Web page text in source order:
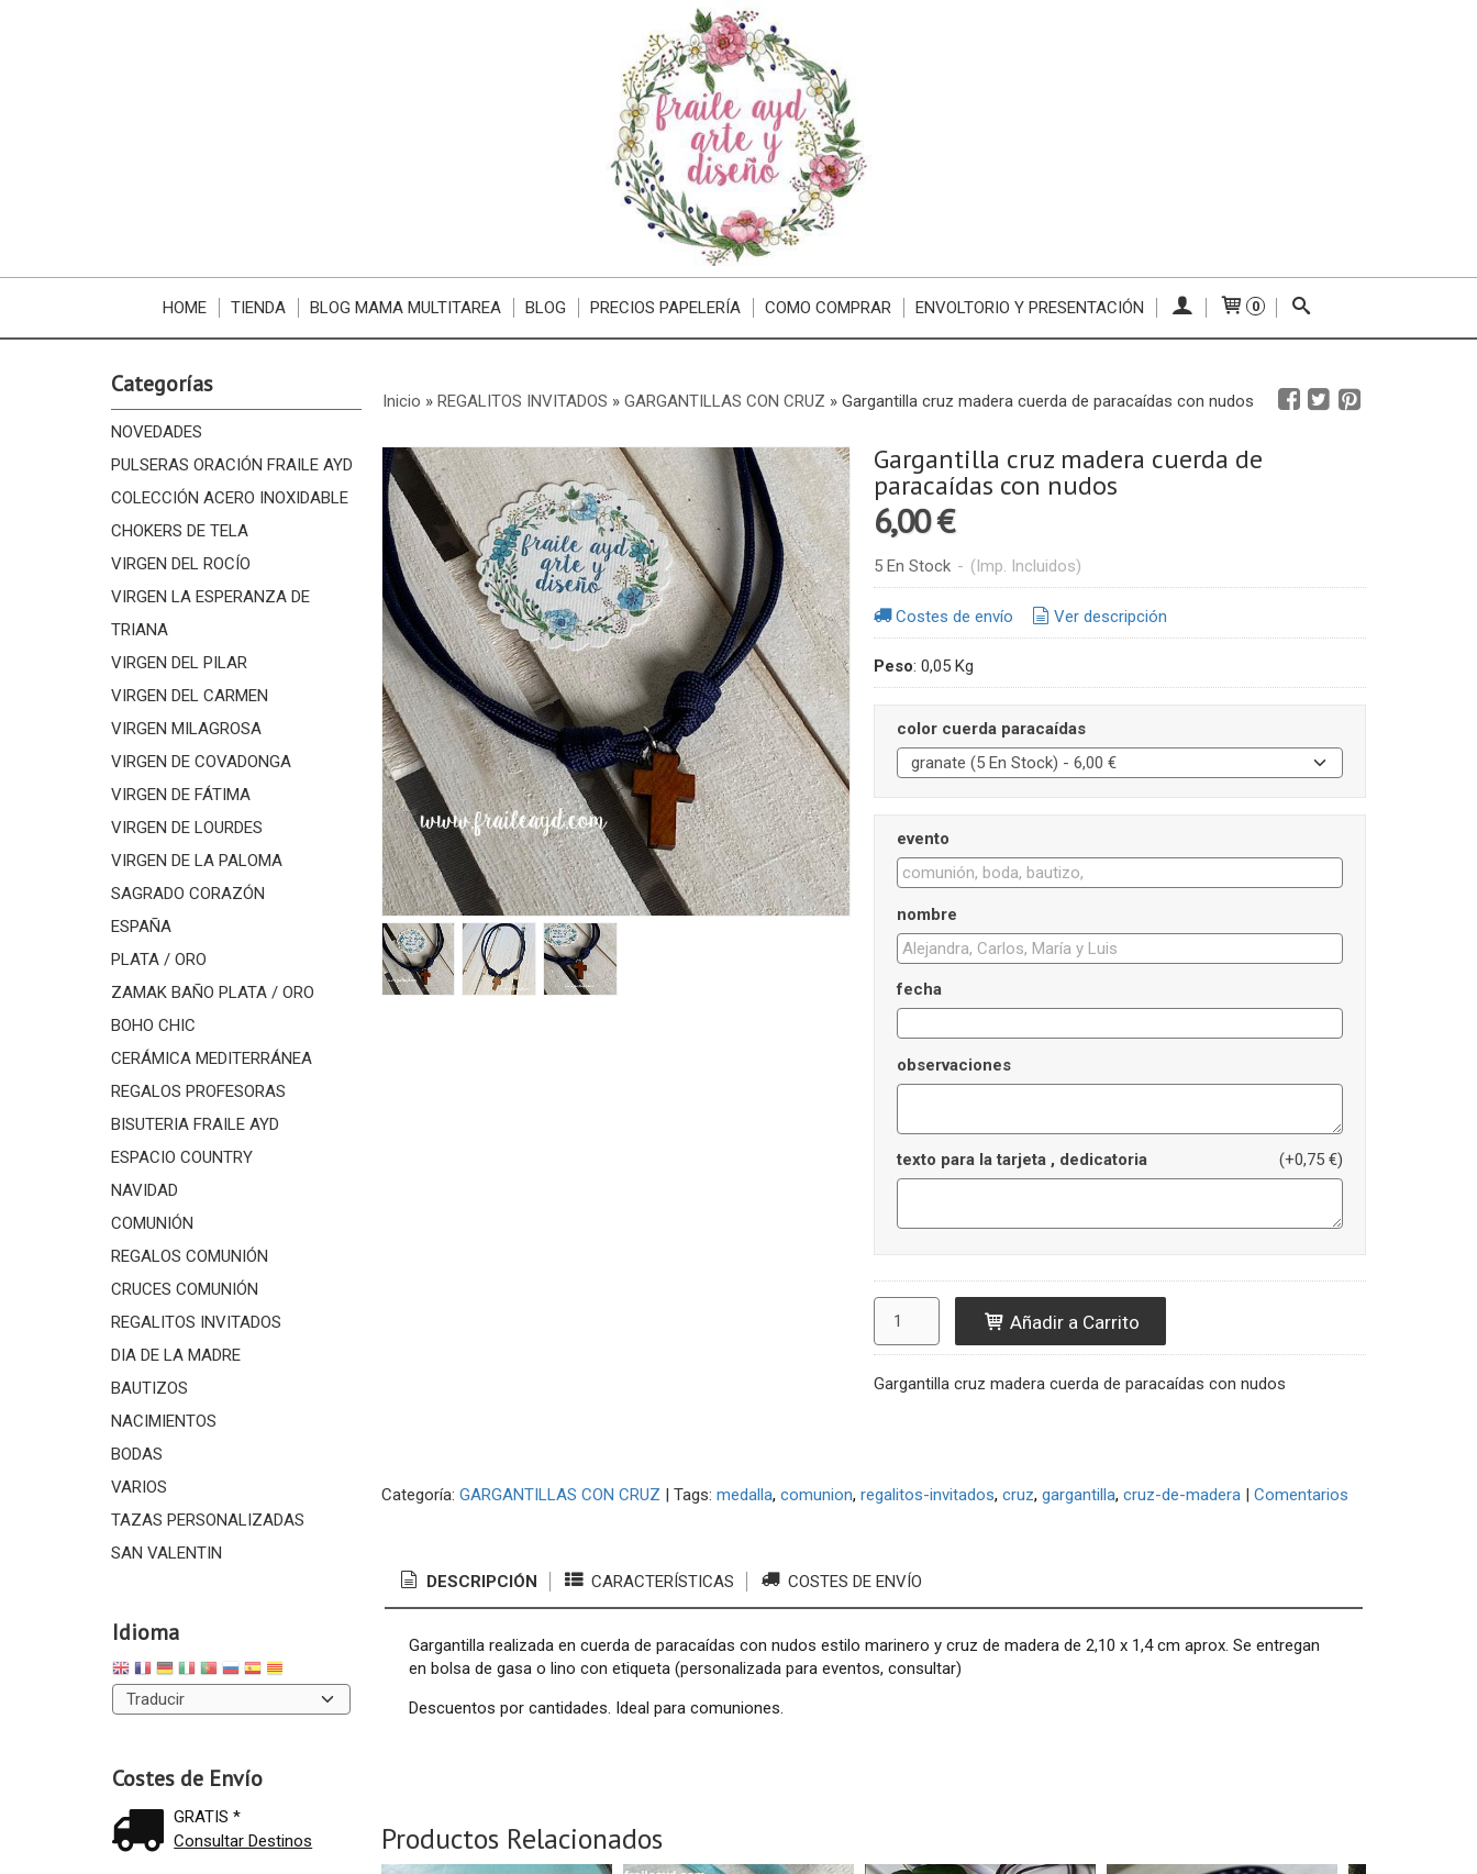
HOME TIENDA BLOG MAMA MULTITAREA BLOG PRECIOS PAPELERÍA COMO COMPRAR ENVOLTORIO Y PRESENTACIÓN 0
Categorías
NOVEDADES
PULSERAS ORACIÓN FRAILE AYD
COLECCIÓN ACERO INOXIDABLE
CHOKERS DE TELA
VIRGEN DEL ROCÍO
VIRGEN LA ESPERANZA DE
TRIANA
VIRGEN DEL PILAR
VIRGEN DEL CARMEN
VIRGEN MILAGROSA
VIRGEN DE COVADONGA
VIRGEN DE FÁTIMA
VIRGEN DE LOURDES
VIRGEN DE LA PALOMA
SAGRADO CORAZÓN
ESPAÑA
PLATA / ORO
ZAMAK BAÑO PLATA / ORO
BOHO CHIC
CERÁMICA MEDITERRÁNEA
REGALOS PROFESORAS
BISUTERIA FRAILE AYD
ESPACIO COUNTRY
NAVIDAD
COMUNIÓN
REGALOS COMUNIÓN
CRUCES COMUNIÓN
REGALITOS INVITADOS
DIA DE LA MADRE
BAUTIZOS
NACIMIENTOS
BODAS
VARIOS
TAZAS PERSONALIZADAS
SAN VALENTIN
Idioma
Costes de Envío
GRATIS *
Consultar Destinos
Inicio » REGALITOS INVITADOS » GARGANTILLAS CON CRUZ » Gargantilla cruz madera cuerda de paracaídas con nudos
Gargantilla cruz madera cuerda de
paracaídas con nudos
6,00 €
5 En Stock - (Imp. Incluidos)
Costes de envío Ver descripción
Peso: 0,05 Kg
color cuerda paracaídas
evento
nombre
fecha
observaciones
texto para la tarjeta , dedicatoria (+0,75 €)
Añadir a Carrito
Gargantilla cruz madera cuerda de paracaídas con nudos
Categoría: GARGANTILLAS CON CRUZ | Tags: medalla comunion regalitos-invitados cruz gargantilla cruz-de-madera | Comentarios
DESCRIPCIÓN CARACTERÍSTICAS COSTES DE ENVÍO
Gargantilla realizada en cuerda de paracaídas con nudos estilo marinero y cruz de madera de 2,10 x 1,4 cm aprox. Se entregan
en bolsa de gasa o lino con etiqueta (personalizada para eventos, consultar)
Descuentos por cantidades. Ideal para comuniones.
Productos Relacionados